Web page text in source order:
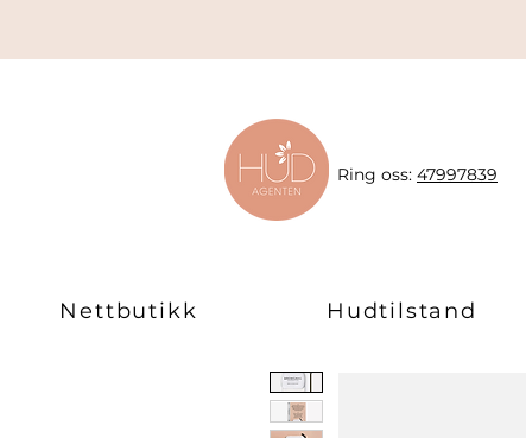
Ring oss: 47997839
Nettbutikk Hudtilstand